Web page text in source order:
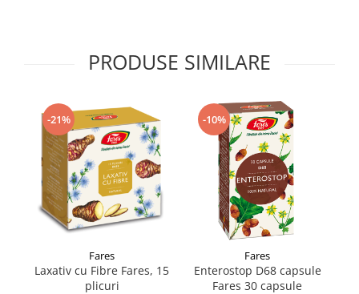
PRODUSE SIMILARE
-21%
Fares
Laxativ cu Fibre Fares, 15
plicuri
-10%
Fares
Enterostop D68 capsule
Fares 30 capsule